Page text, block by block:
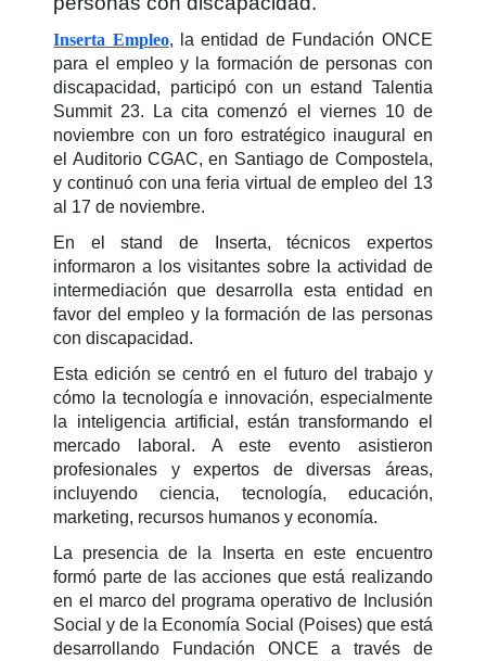
Inserta Empleo, la entidad de Fundación ONCE
para el empleo y la formación de personas con
discapacidad, participó con un estand Talentia
Summit 23. La cita comenzó el viernes 10 de
noviembre con un foro estratégico inaugural en
el Auditorio CGAC, en Santiago de Compostela,
y continuó con una feria virtual de empleo del 13
al 17 de noviembre.
En el stand de Inserta, técnicos expertos
informaron a los visitantes sobre la actividad de
intermediación que desarrolla esta entidad en
favor del empleo y la formación de las personas
con discapacidad.
Esta edición se centró en el futuro del trabajo y
cómo la tecnología e innovación, especialmente
la inteligencia artificial, están transformando el
mercado laboral. A este evento asistieron
profesionales y expertos de diversas áreas,
incluyendo ciencia, tecnología, educación,
marketing, recursos humanos y economía.
La presencia de la Inserta en este encuentro
formó parte de las acciones que está realizando
en el marco del programa operativo de Inclusión
Social y de la Economía Social (Poises) que está
desarrollando Fundación ONCE a través de